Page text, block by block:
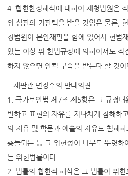
4. 합헌한정해석에 대하여 제청법원은
위 심판의 기판력을 받을 것임은 물론,
청법원이 본안재판을 함에 있어서 헌법
있는 이상 위 헌법규정에 의하여서도
하지 않으면 안될 구속을 받는다 할 것이
재판관 변정수의 반대의견
1. 국가보안법 제7조 제5항은 그 규정내
반하고 표현의 자유를 지나치게 침해하
의 자유 및 학문과 예술의 자유도 침해
충돌되는 등 그 위헌성이 너무도 뚜렷하
는 위헌법률이다.
2. 법률의 합헌적 해석은 그 법률이 위